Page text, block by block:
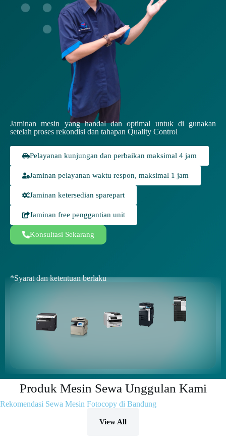
Jaminan mesin yang handal dan optimal untuk di gunakan
setelah proses rekondisi dan tahapan Quality Control
Pelayanan kunjungan dan perbaikan maksimal 4 jam
Jaminan pelayanan waktu respon, maksimal 1 jam
Jaminan ketersedian sparepart
Jaminan free penggantian unit
Konsultasi Sekarang
*Syarat dan ketentuan berlaku
Produk Mesin Sewa Unggulan Kami
Rekomendasi Sewa Mesin Fotocopy di Bandung
View All